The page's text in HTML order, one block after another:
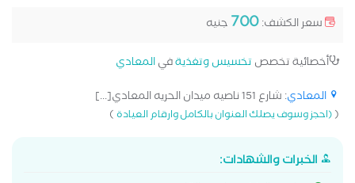
سعر الكشف:700 جنيه
أخصائية تخصص تخسيس وتغذيةفيالمعادي
المعادي: شارع 151 ناصيه ميدان الحريه المعادي[...]
((احجز وسوف يصلك العنوان بالكامل وارقام العيادة)
الخبرات والشهادات: